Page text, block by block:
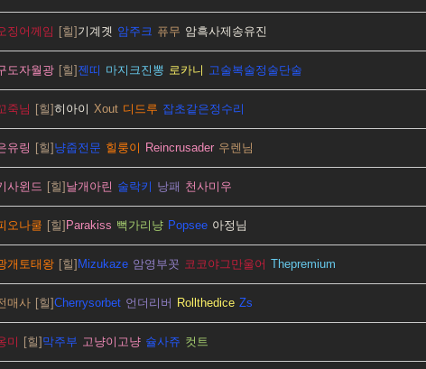
징어께임 기계곗 암주크 퓨무 암흑사제송유진
도자월광 젠띠 마지크진뽕 로카니 고술복술정술단술
죽님 히아이 Xout 디드루 잡초같은정수리
유링 냥줍전문 힐룽이 Reincrusader 우렌님
사윈드 날개아린 술락키 낭패 천사미우
오나쿨 Parakiss 뻑가리냥 Popsee 아정님
개토태왕 Mizukaze 암영부꼿 코코야그만울어 Thepremium
매사 Cherrysorbet 언더리버 Rollthedice Zs
미 막주부 고냥이고냥 슐사쥬 컷트